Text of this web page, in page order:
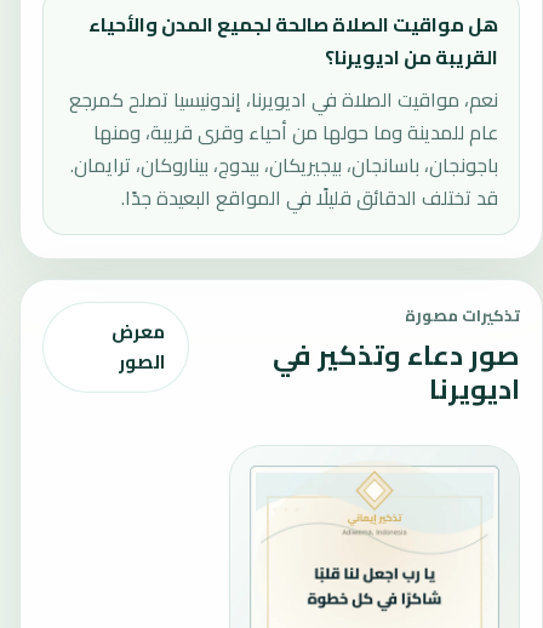
هل مواقيت الصلاة صالحة لجميع المدن والأحياء
القريبة من اديويرنا؟
نعم، مواقيت الصلاة في اديويرنا، إندونيسيا تصلح كمرجع
عام للمدينة وما حولها من أحياء وقرى قريبة، ومنها
باجونجان، باسانجان، بيجيريكان، بيدوج، بيناروكان، ترايمان.
قد تختلف الدقائق قليلًا في المواقع البعيدة جدًا.
تذكيرات مصورة
صور دعاء وتذكير في
اديويرنا
معرض
الصور